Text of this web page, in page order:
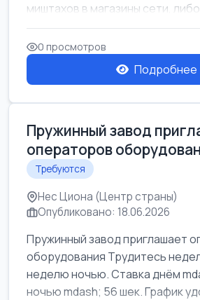
миштахов в магазины сети, либо
0 просмотров
Подробнее
Пружинный завод
операторов
Требуются
Нес Циона (Центр страны)
Опубликовано: 18.06.2026
Пружинный завод приглашает
оборудования Трудитесь
неделю ночью. Ставка днём
ночью mdash; 56 шек. График